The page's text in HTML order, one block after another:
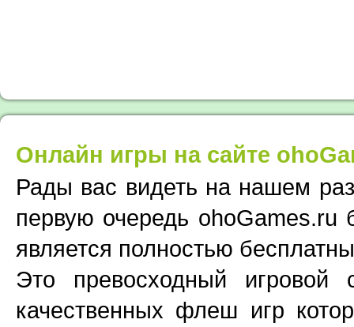
Онлайн игры на сайте
Рады вас видеть на нашем
первую очередь
является полностью
Это превосходный
качественных флеш игр